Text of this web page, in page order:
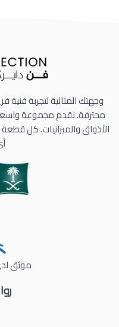
وجهتك المثالية لتجربة فنية
محترفة. نقدم مجموعة
الأذواق والميزانيات. كل
موثق